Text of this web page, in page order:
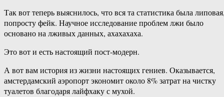
Так вот теперь выяснилось, что вся та статистика была
попросту фейк. Научное исследование проблем лжи было
основано на лживых данных, ахахахаха.
Это вот и есть настоящий пост-модерн.
А вот вам история из жизни настоящих гениев. Оказывается,
амстердамский аэропорт экономит около 8% затрат на чистку
туалетов благодаря лайфхаку с мухой.